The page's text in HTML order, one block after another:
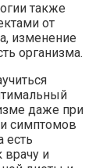
также
от
изменение
организма.
даже при
симптомов
есть
врачу и